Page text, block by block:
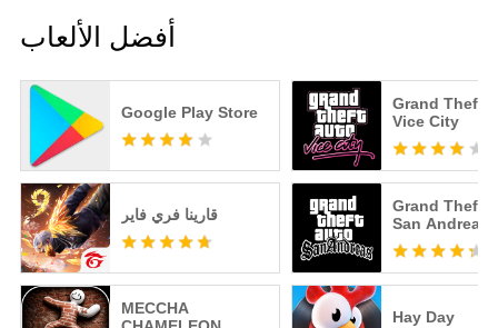
أفضل الألعاب
Google Play Store
قارينا فري فاير
MECCHA
Grand Theft
Vice City
Grand Theft
San Andreas
Hay Day